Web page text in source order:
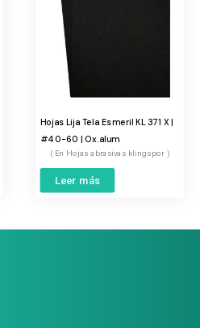
Hojas Lija Tela Esmeril KL 371 X |
#40-60 | Ox.alum
Hojas abrasivas klingspor
Leer más